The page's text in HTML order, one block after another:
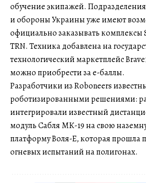
обучение экипажей.
и обороны Украины уже имеют
официально заказывать комплексы
TRN. Техника добавлена на
технологический маркетплейс
можно приобрести за е-баллы.
Разработчики из Roboneers
роботизированными решениями:
интегрировали известный
модуль Сабля МК-19 на свою
платформу Воля-Е, которая прошла
огневых испытаний на полигонах.